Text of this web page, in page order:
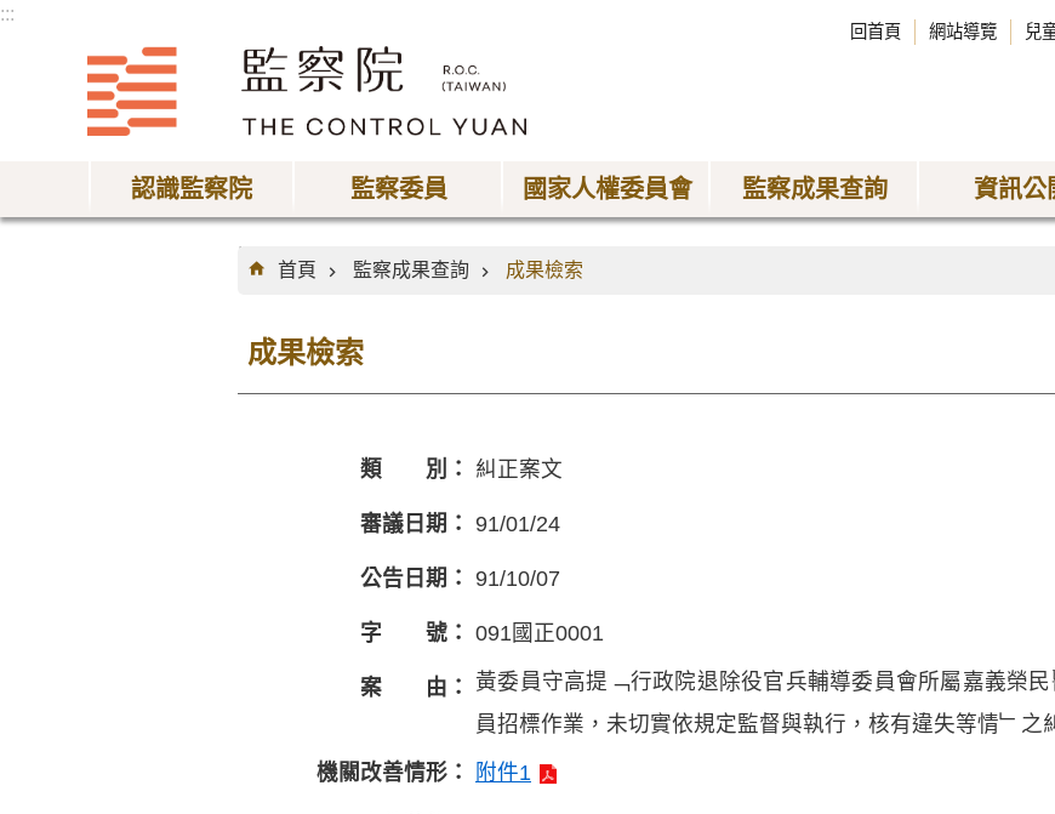
:::
回首頁 網站導覽 兒
認識監察院 監察委員 國家人權委員會 監察成果查詢 資訊公
:::
首頁
監察成果查詢 成果檢索
成果檢索
類 別： 糾正案文
審議日期： 91/01/24
公告日期： 91/10/07
字 號： 091國正0001
案 由：
黃委員守高提﹁行政院退除役官兵輔導委員會所屬嘉義榮
員招標作業，未切實依規定監督與執行，核有違失等情﹂之
機關改善情形：
附件1